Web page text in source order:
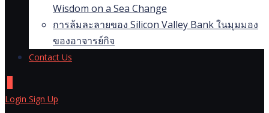
Wisdom on a Sea Change
การล้มละลายของ Silicon Valley Bank ในมุมมอง
ของอาจารย์กิจ
Contact Us
Login Sign Up